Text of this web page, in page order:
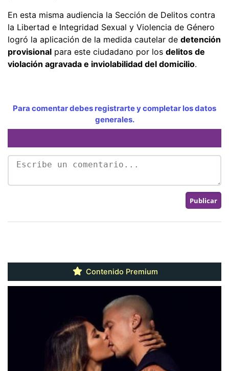
En esta misma audiencia la Sección de Delitos contra
la Libertad e Integridad Sexual y Violencia de Género
logró la aplicación de la medida cautelar de detención
provisional para este ciudadano por los delitos de
violación agravada e inviolabilidad del domicilio.
Para comentar debes registrarte y completar los datos
generales.
Contenido Premium